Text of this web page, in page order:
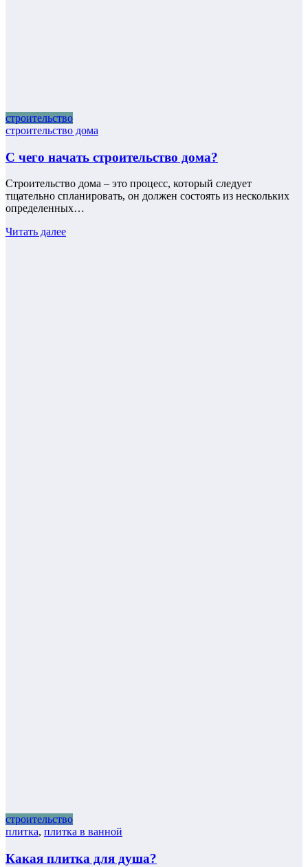
строительство
строительство дома
С чего начать строительство дома?
Строительство дома – это процесс, который следует
тщательно спланировать, он должен состоять из нескольких
определенных…
Читать далее
строительство
плитка, плитка в ванной
Какая плитка для душа?